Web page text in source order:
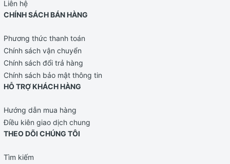
Liên hệ
CHÍNH SÁCH BÁN HÀNG
Phương thức thanh toán
Chính sách vận chuyển
Chính sách đổi trả hàng
Chính sách bảo mật thông tin
HỖ TRỢ KHÁCH HÀNG
Hướng dẫn mua hàng
Điều kiên giao dịch chung
THEO DÕI CHÚNG TÔI
Tìm kiếm